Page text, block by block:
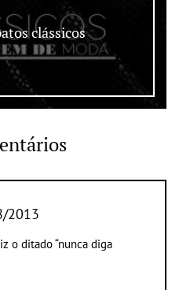
clássicos
2013
o ditado “nunca diga